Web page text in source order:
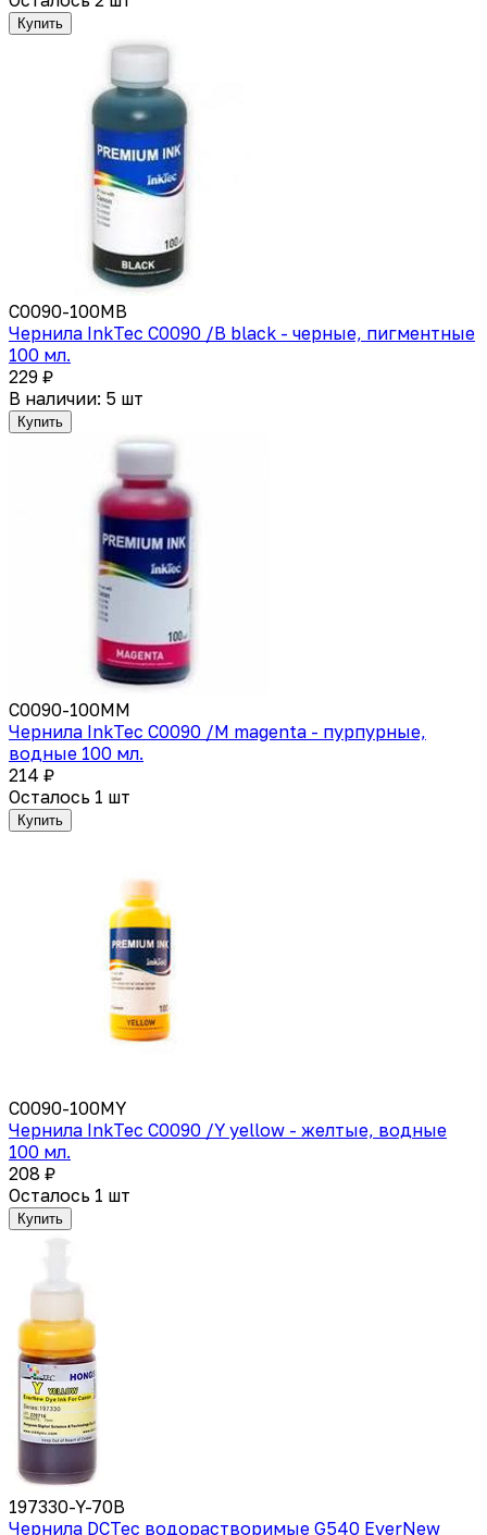
Купить
C0090-100MB
Чернила InkTec C0090 /B black - черные, пигментные
100 мл.
229 ₽
В наличии: 5 шт
Купить
C0090-100MM
Чернила InkTec C0090 /M magenta - пурпурные,
водные 100 мл.
214 ₽
Осталось 1 шт
Купить
C0090-100MY
Чернила InkTec C0090 /Y yellow - желтые, водные
100 мл.
208 ₽
Осталось 1 шт
Купить
197330-Y-70B
Чернила DCTec водорастворимые G540 EverNew